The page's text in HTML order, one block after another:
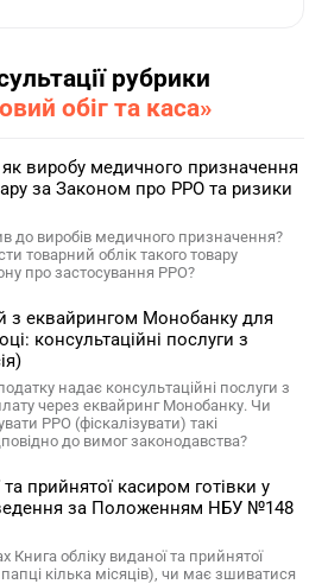
рубрики
обіг та каса»
виробу медичного призначення
за Законом про РРО та ризики
до виробів медичного призначення?
товарний облік такого товару
про застосування РРО?
з еквайрингом Монобанку для
консультаційні послуги з
надає консультаційні послуги з
через еквайринг Монобанку. Чи
РРО (фіскалізувати) такі
до вимог законодавства?
прийнятої касиром готівки у
за Положенням НБУ №148
обліку виданої та прийнятої
кілька місяців), чи має зшиватися